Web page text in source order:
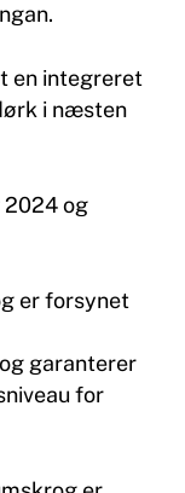
en integreret
i næsten
2024 og
er forsynet
garanterer
for